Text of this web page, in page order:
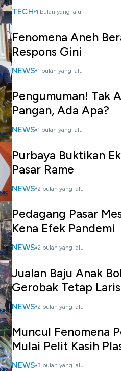
TECH 1 bulan yang lalu
Fenomena Aneh
Respons Gini
NEWS 1 bulan yang lalu
Pengumuman! Tak
Pangan, Ada Apa?
NEWS 1 bulan yang lalu
Purbaya Buktikan
Pasar Rame
NEWS 2 bulan yang lalu
Pedagang Pasar
Kena Efek Pandemi
NEWS 2 bulan yang lalu
Jualan Baju Anak
Gerobak Tetap
NEWS 2 bulan yang lalu
Muncul Fenomena
Mulai Pelit Kasih
NEWS 3 bulan yang lalu